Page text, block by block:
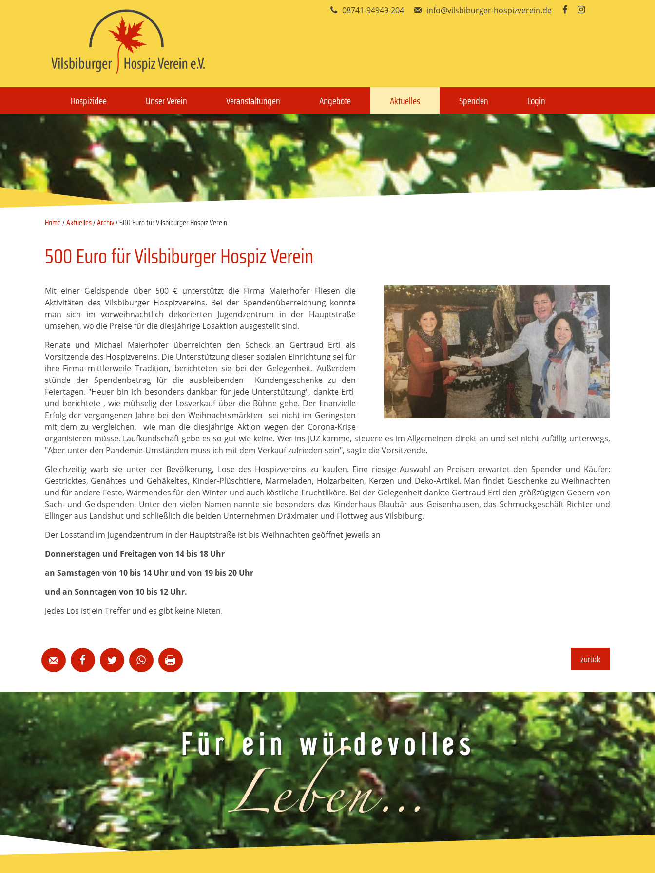
Hospizidee Unser Verein Veranstaltungen Angebote Aktuelles Spenden Login
Home/Aktuelles/Archiv/ 500 Euro für Vilsbiburger Hospiz Verein
500 Euro für Vilsbiburger Hospiz Verein
Mit einer Geldspende über 500 € unterstützt die Firma Maierhofer Fliesen die
Aktivitäten des Vilsbiburger Hospizvereins. Bei der Spendenüberreichung konnte
man sich im vorweihnachtlich dekorierten Jugendzentrum in der Hauptstraße
umsehen, wo die Preise für die diesjährige Losaktion ausgestellt sind.
Renate und Michael Maierhofer überreichten den Scheck an Gertraud Ertl als
Vorsitzende des Hospizvereins. Die Unterstützung dieser sozialen Einrichtung sei für
ihre Firma mittlerweile Tradition, berichteten sie bei der Gelegenheit. Außerdem
stünde der Spendenbetrag für die ausbleibenden Kundengeschenke zu den
Feiertagen. "Heuer bin ich besonders dankbar für jede Unterstützung", dankte Ertl
und berichtete , wie mühselig der Losverkauf über die Bühne gehe. Der finanzielle
Erfolg der vergangenen Jahre bei den Weihnachtsmärkten sei nicht im Geringsten
mit dem zu vergleichen, wie man die diesjährige Aktion wegen der Corona-Krise
organisieren müsse. Laufkundschaft gebe es so gut wie keine. Wer ins JUZ komme, steuere es im Allgemeinen direkt an und sei nicht zufällig unterwegs,
"Aber unter den Pandemie-Umständen muss ich mit dem Verkauf zufrieden sein", sagte die Vorsitzende.
Gleichzeitig warb sie unter der Bevölkerung, Lose des Hospizvereins zu kaufen. Eine riesige Auswahl an Preisen erwartet den Spender und Käufer:
Gestricktes, Genähtes und Gehäkeltes, Kinder-Plüschtiere, Marmeladen, Holzarbeiten, Kerzen und Deko-Artikel. Man findet Geschenke zu Weihnachten
und für andere Feste, Wärmendes für den Winter und auch köstliche Fruchtliköre. Bei der Gelegenheit dankte Gertraud Ertl den größzügigen Gebern von
Sach- und Geldspenden. Unter den vielen Namen nannte sie besonders das Kinderhaus Blaubär aus Geisenhausen, das Schmuckgeschäft Richter und
Ellinger aus Landshut und schließlich die beiden Unternehmen Dräxlmaier und Flottweg aus Vilsbiburg.
Der Losstand im Jugendzentrum in der Hauptstraße ist bis Weihnachten geöffnet jeweils an
Donnerstagen und Freitagen von 14 bis 18 Uhr
an Samstagen von 10 bis 14 Uhr und von 19 bis 20 Uhr
und an Sonntagen von 10 bis 12 Uhr.
Jedes Los ist ein Treffer und es gibt keine Nieten.
     zurück
08741-94949-204 info@vilsbiburger-hospizverein.de  